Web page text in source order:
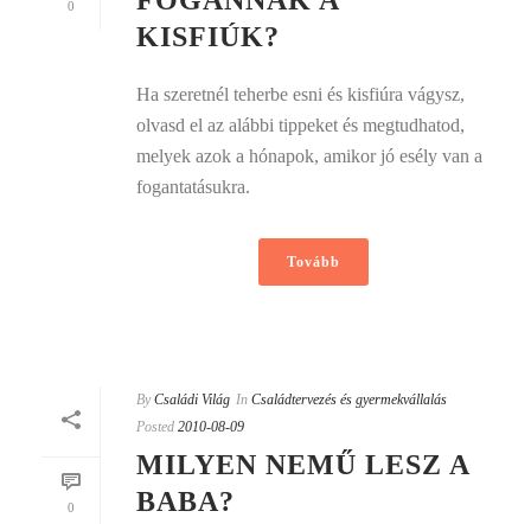
0
KISFIÚK?
Ha szeretnél teherbe esni és kisfiúra vágysz,
olvasd el az alábbi tippeket és megtudhatod,
melyek azok a hónapok, amikor jó esély van a
fogantatásukra.
Tovább
0
By Családi Világ In Családtervezés és gyermekvállalás
Posted 2010-08-09
MILYEN NEMŰ LESZ A
BABA?